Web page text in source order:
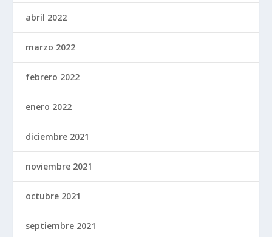
abril 2022
marzo 2022
febrero 2022
enero 2022
diciembre 2021
noviembre 2021
octubre 2021
septiembre 2021